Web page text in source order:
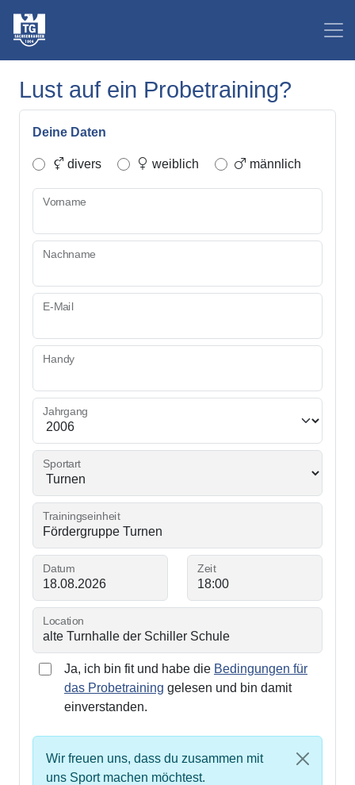
Lust auf ein Probetraining?
Deine Daten
divers weiblich männlich
Vorname
Nachname
E-Mail
Handy
Jahrgang
Sportart
Trainingseinheit
Datum Zeit
Location
Ja, ich bin fit und habe die Bedingungen für
das Probetraining gelesen und bin damit
einverstanden.
Wir freuen uns, dass du zusammen mit
uns Sport machen möchtest.